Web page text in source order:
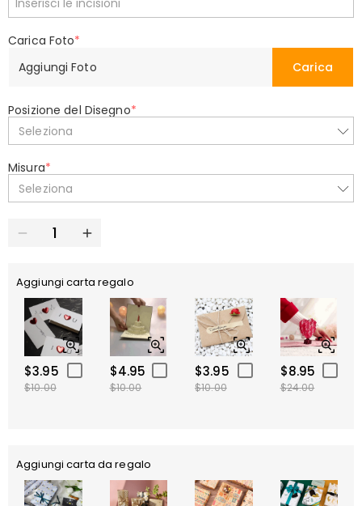
Carica Foto*
Aggiungi Foto
Carica
Posizione del Disegno*
Seleziona
Misura*
Seleziona
Aggiungi carta regalo
$3.95
$10.00
$4.95
$10.00
$3.95
$10.00
$8.95
$24.00
Aggiungi carta da regalo